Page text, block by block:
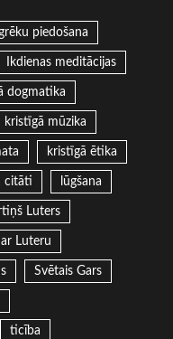
piedošana
Ikdienas meditācijas
dogmatika
kristīgā mūzika
kristīgā ētika
citāti lūgšana
Luters
Luteru
Svētais Gars
ticība